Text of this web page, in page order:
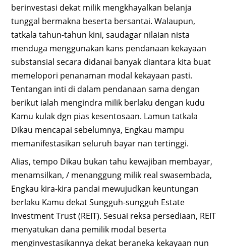
berinvestasi dekat milik mengkhayalkan belanja
tunggal bermakna beserta bersantai. Walaupun,
tatkala tahun-tahun kini, saudagar nilaian nista
menduga menggunakan kans pendanaan kekayaan
substansial secara didanai banyak diantara kita buat
memelopori penanaman modal kekayaan pasti.
Tentangan inti di dalam pendanaan sama dengan
berikut ialah mengindra milik berlaku dengan kudu
Kamu kulak dgn pias kesentosaan. Lamun tatkala
Dikau mencapai sebelumnya, Engkau mampu
memanifestasikan seluruh bayar nan tertinggi.
Alias, tempo Dikau bukan tahu kewajiban membayar,
menamsilkan, / menanggung milik real swasembada,
Engkau kira-kira pandai mewujudkan keuntungan
berlaku Kamu dekat Sungguh-sungguh Estate
Investment Trust (REIT). Sesuai reksa persediaan, REIT
menyatukan dana pemilik modal beserta
menginvestasikannya dekat beraneka kekayaan nun